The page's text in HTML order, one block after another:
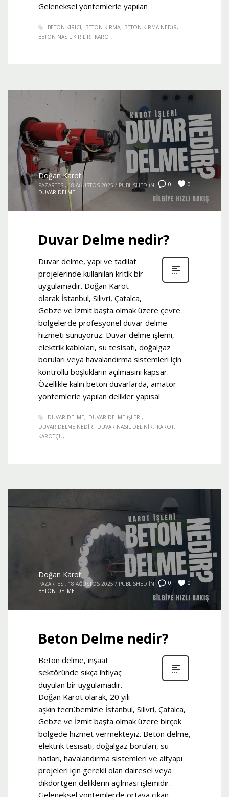
Geleneksel yöntemlerle yapılan
BETON KIRICI BETON KIRMA
BETON KIRMA NEDIR
BETON NASIL KIRILIR
KAROT
0 0
Doğan Karot
PAZARTESI, 18 AĞUSTOS 2025 / PUBLISHED IN
DUVAR DELME
Duvar Delme nedir?
Duvar delme, yapı ve tadilat
projelerinde kullanılan kritik bir
uygulamadır. Doğan Karot
olarak İstanbul, Silivri, Çatalca,
Gebze ve İzmit başta olmak üzere çevre
bölgelerde profesyonel duvar delme
hizmeti sunuyoruz. Duvar delme işlemi,
elektrik kabloları, su tesisatı, doğalgaz
boruları veya havalandırma sistemleri için
kontrollü boşlukların açılmasını kapsar.
Özellikle kalın beton duvarlarda, amatör
yöntemlerle yapılan delikler yapısal
DUVAR DELME
DUVAR DELME IŞLERI
DUVAR DELME NEDIR
DUVAR NASIL DELINIR
KAROT
KAROTÇU
0 0
Doğan Karot
PAZARTESI, 18 AĞUSTOS 2025 / PUBLISHED IN
BETON DELME
Beton Delme nedir?
Beton delme, inşaat
sektöründe sıkça ihtiyaç
duyulan bir uygulamadır.
Doğan Karot olarak, 20 yılı
aşkın tecrübemizle İstanbul, Silivri, Çatalca,
Gebze ve İzmit başta olmak üzere birçok
bölgede hizmet vermekteyiz. Beton delme,
elektrik tesisatı, doğalgaz boruları, su
hatları, havalandırma sistemleri ve altyapı
projeleri için gerekli olan dairesel veya
dikdörtgen deliklerin açılması işlemidir.